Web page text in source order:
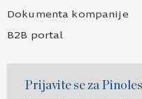
Dokumenta kompanije
B2B portal
Prijavite se za